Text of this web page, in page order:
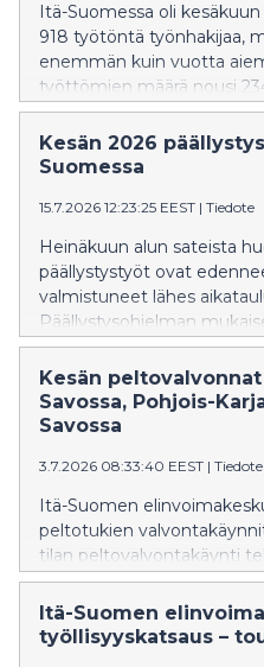
Itä-Suomessa oli
918 työtöntä työnhakijaa,
enemmän kuin vuotta
työttömien määrä nousi
Karjalassa 150 henkilöllä
henkilöllä (+2 %).
Kesän 2026
Suomessa
15.7.2026 12:23:25 EEST | Tiedote
Heinäkuun alun sateista
päällystystyöt ovat
valmistuneet lähes
Päällystysohjelman
ohjelmaan on otettu
kohteiden päällystystöitä.
Kesän
Savossa, Pohjois-
Savossa
3.7.2026 08:33:40 EEST | Tiedote
Itä-Suomen
peltotukien
tilan peltovalvontakäynti
126 tilalle Etelä-Savon,
Savon alueella. Lisäksi
ristiintarkastuskäyntejä
Itä-Suomen
työllisyyskatsaus –